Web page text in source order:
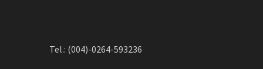
Tel.: (004)-0264-593236